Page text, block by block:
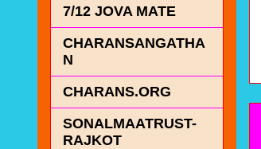
7/12 JOVA MATE
CHARANSANGATHA
N
CHARANS.ORG
SONALMAATRUST-
RAJKOT